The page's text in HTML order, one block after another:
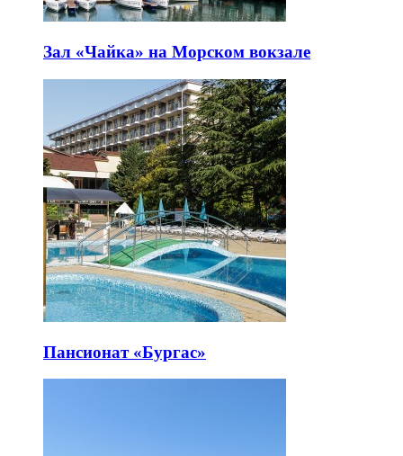
Зал «Чайка» на Морском вокзале
Пансионат «Бургас»